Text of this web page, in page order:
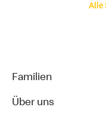
Alle
Familien
Über uns